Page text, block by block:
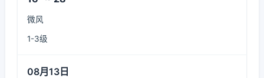
微风
1-3级
08月13日